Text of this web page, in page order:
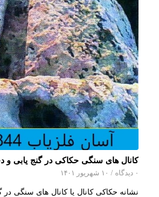
کانال های سنگی حکاکی در گنج یابی و
۰ دیدگاه / ۱۰ شهریور ۱۴۰۱
نشانه حکاکی کانال یا کانال های سنگی